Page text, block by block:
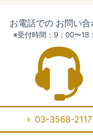
お電話での お問い合
※受付時間：9：00〜18
03-3568-2117